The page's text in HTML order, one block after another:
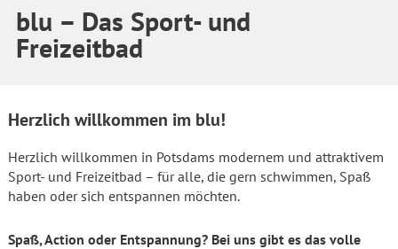
blu – Das Sport- und
Freizeitbad
Herzlich willkommen im blu!
Herzlich willkommen in Potsdams modernem und attraktivem
Sport- und Freizeitbad – für alle, die gern schwimmen, Spaß
haben oder sich entspannen möchten.
Spaß, Action oder Entspannung? Bei uns gibt es das volle